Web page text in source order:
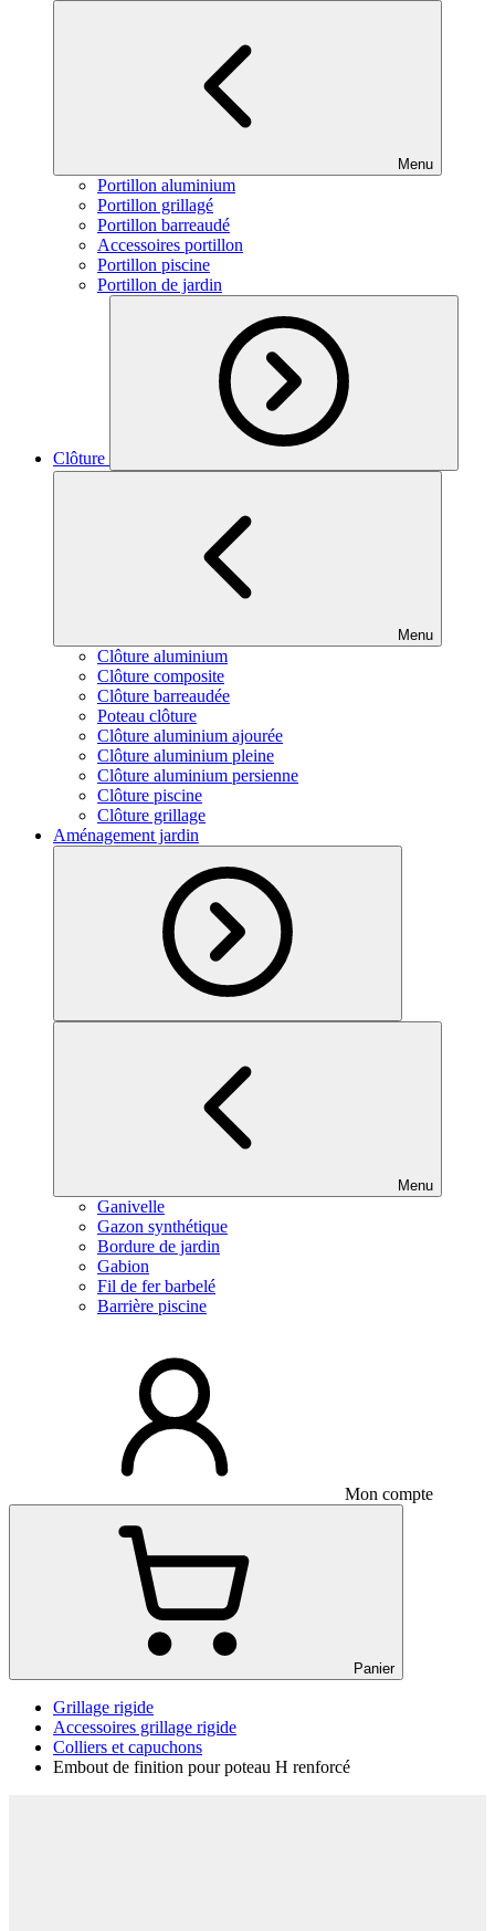
Menu
Portillon aluminium
Portillon grillagé
Portillon barreaudé
Accessoires portillon
Portillon piscine
Portillon de jardin
Clôture
Menu
Clôture aluminium
Clôture composite
Clôture barreaudée
Poteau clôture
Clôture aluminium ajourée
Clôture aluminium pleine
Clôture aluminium persienne
Clôture piscine
Clôture grillage
Aménagement jardin
Menu
Ganivelle
Gazon synthétique
Bordure de jardin
Gabion
Fil de fer barbelé
Barrière piscine
Mon compte
Panier
Grillage rigide
Accessoires grillage rigide
Colliers et capuchons
Embout de finition pour poteau H renforcé